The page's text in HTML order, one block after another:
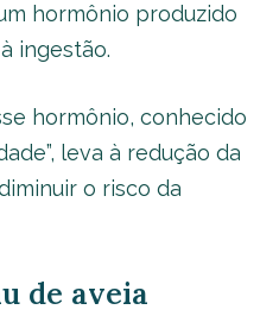
hormônio produzido
ingestão.
hormônio, conhecido
leva à redução da
o risco da
de aveia